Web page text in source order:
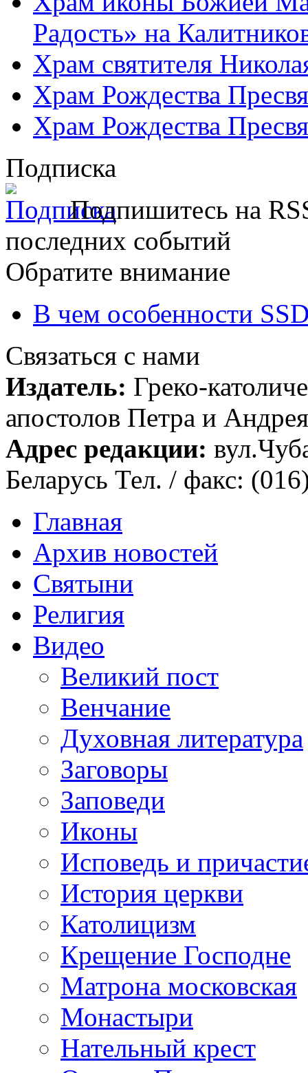
Радость» на
Храм святителя
Храм Рождества
Храм Рождества
Подписка
Подпишитесь на
последних событий
Обратите внимание
В чем особенности
Связаться с нами
Издатель: Греко-
апостолов Петра и
Адрес редакции:
Беларусь Тел. / факс:
Главная
Архив новостей
Святыни
Религия
Видео
Великий пост
Венчание
Духовная литература
Заговоры
Заповеди
Иконы
Исповедь и
История церкви
Католицизм
Крещение Господне
Матрона московская
Монастыри
Нательный крест